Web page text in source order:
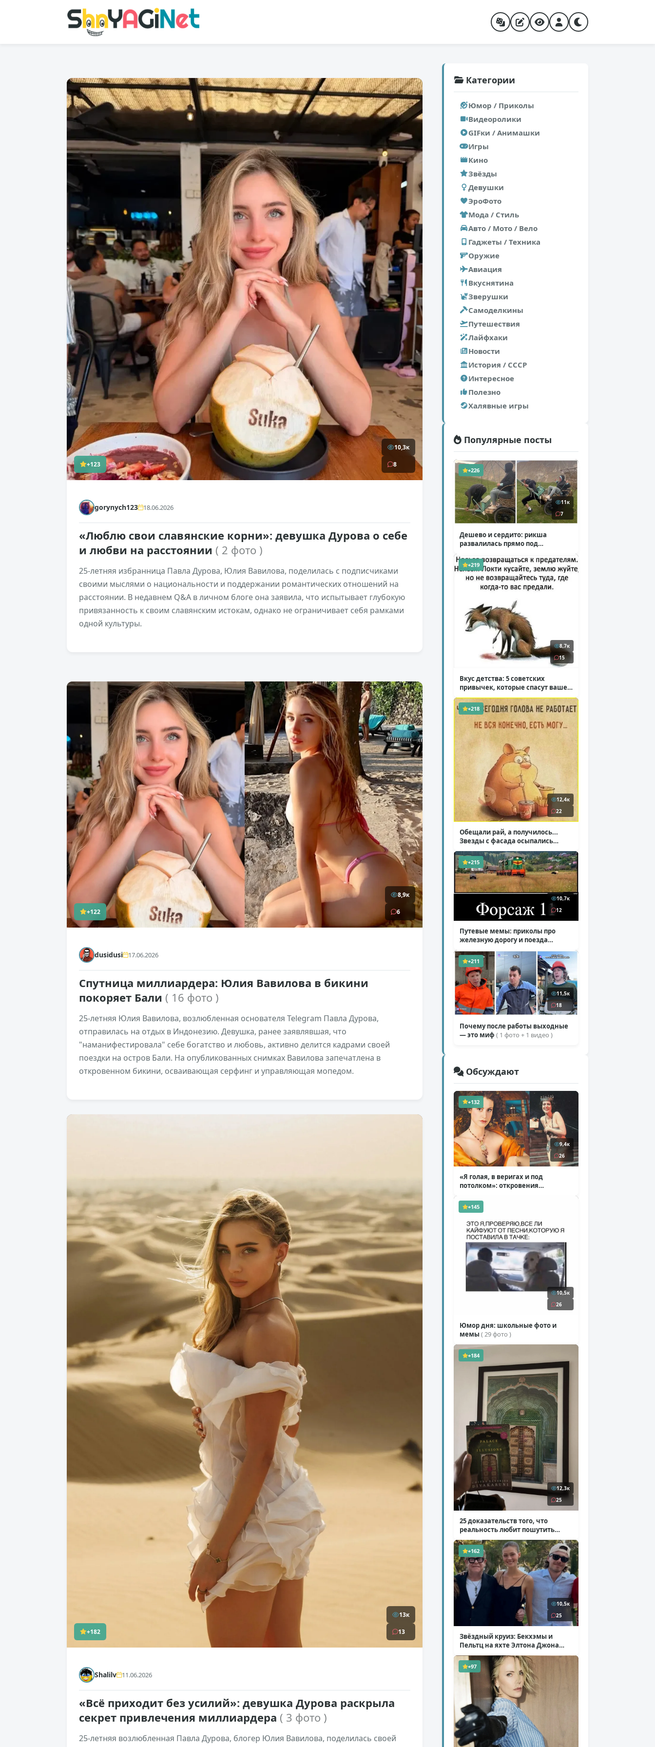
+123
10,3к
8
gorynych123 18.06.2026
«Люблю свои славянские корни»: девушка Дурова о себе
и любви на расстоянии ( 2 фото )
25-летняя избранница Павла Дурова, Юлия Вавилова, поделилась с подписчиками
своими мыслями о национальности и поддержании романтических отношений на
расстоянии. В недавнем Q&A в личном блоге она заявила, что испытывает глубокую
привязанность к своим славянским истокам, однако не ограничивает себя рамками
одной культуры.
+122
8,9к
6
dusidusi 17.06.2026
Спутница миллиардера: Юлия Вавилова в бикини
покоряет Бали ( 16 фото )
25-летняя Юлия Вавилова, возлюбленная основателя Telegram Павла Дурова,
отправилась на отдых в Индонезию. Девушка, ранее заявлявшая, что
"наманифестировала" себе богатство и любовь, активно делится кадрами своей
поездки на остров Бали. На опубликованных снимках Вавилова запечатлена в
откровенном бикини, осваивающая серфинг и управляющая мопедом.
+182
13к
13
Shalilv 11.06.2026
«Всё приходит без усилий»: девушка Дурова раскрыла
секрет привлечения миллиардера ( 3 фото )
25-летняя возлюбленная Павла Дурова, блогер Юлия Вавилова, поделилась своей
Категории
Юмор / Приколы
Видеоролики
GIFки / Анимашки
Игры
Кино
Звёзды
Девушки
ЭроФото
Мода / Стиль
Авто / Мото / Вело
Гаджеты / Техника
Оружие
Авиация
Вкуснятина
Зверушки
Самоделкины
Путешествия
Лайфхаки
Новости
История / СССР
Интересное
Полезно
Халявные игры
Популярные посты
+226
11к
7
Дешево и сердито: рикша
развалилась прямо под
+219
8,7к
15
Вкус детства: 5 советских
привычек, которые спасут ваше
здоровье( 2 фото )
+218
12,4к
22
Обещали рай, а получилось...
Звезды с фасада осыпались
( 14 фото )
+215
10,7к
12
Путевые мемы: приколы про
железную дорогу и поезда
+211
11,5к
18
Почему после работы выходные
— это миф ( 1 фото + 1 видео )
Обсуждают
+132
9,4к
26
«Я голая, в веригах и под
потолком»: откровения
( 11 фото )
+145
10,5к
26
Юмор дня: школьные фото и
мемы ( 29 фото )
+184
12,3к
25
25 доказательств того, что
реальность любит пошутить
( 25 фото )
+162
10,5к
25
Звёздный круиз: Бекхэмы и
Пельтц на яхте Элтона Джона
( 12 фото )
+97